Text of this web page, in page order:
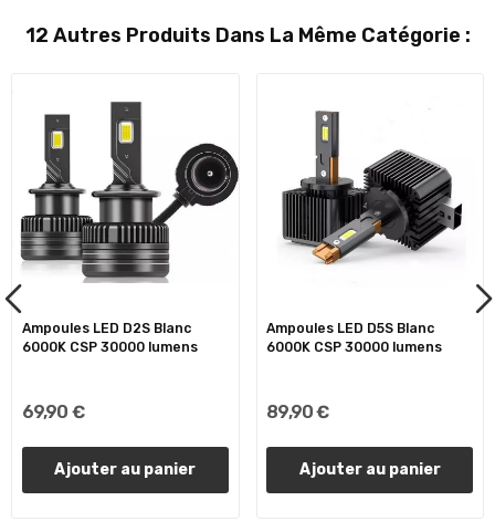
12 Autres Produits Dans La Même Catégorie :
Ampoules LED D2S Blanc
6000K CSP 30000 lumens
69,90 €
Ajouter au panier
Ampoules LED D5S Blanc
6000K CSP 30000 lumens
89,90 €
Ajouter au panier